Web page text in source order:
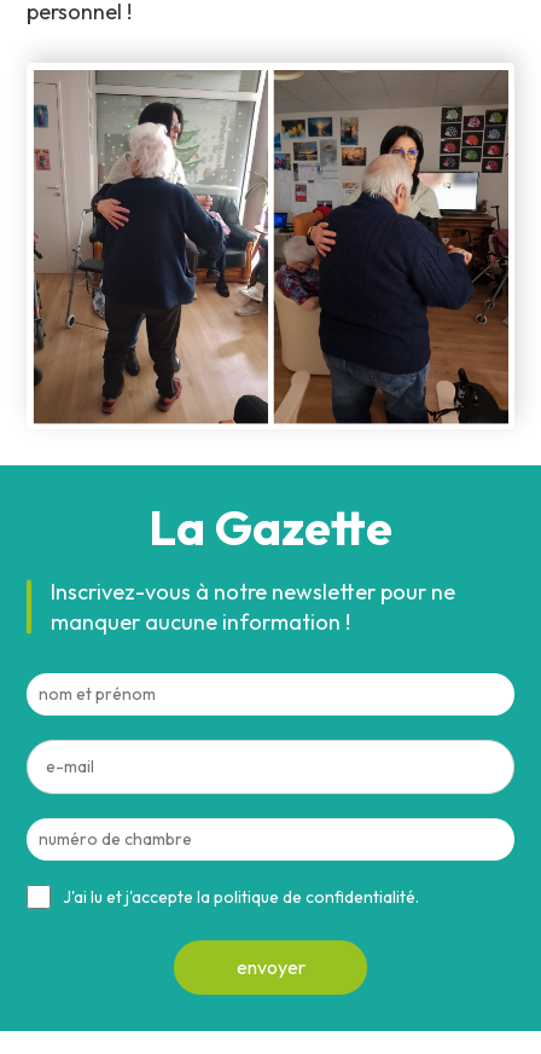
personnel !
La Gazette
Inscrivez-vous à notre newsletter pour ne
manquer aucune information !
J'ai lu et j'accepte la politique de confidentialité.